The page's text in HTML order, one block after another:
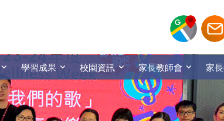
學習成果 校園資訊 家長教師會 家